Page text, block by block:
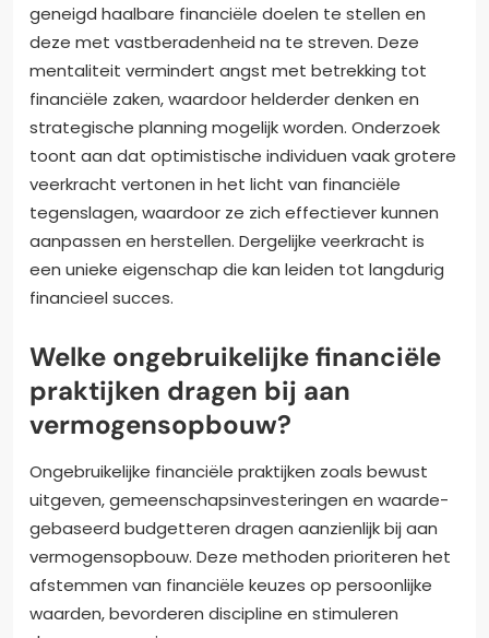
geneigd haalbare financiële doelen te stellen en
deze met vastberadenheid na te streven. Deze
mentaliteit vermindert angst met betrekking tot
financiële zaken, waardoor helderder denken en
strategische planning mogelijk worden. Onderzoek
toont aan dat optimistische individuen vaak grotere
veerkracht vertonen in het licht van financiële
tegenslagen, waardoor ze zich effectiever kunnen
aanpassen en herstellen. Dergelijke veerkracht is
een unieke eigenschap die kan leiden tot langdurig
financieel succes.
Welke ongebruikelijke financiële
praktijken dragen bij aan
vermogensopbouw?
Ongebruikelijke financiële praktijken zoals bewust
uitgeven, gemeenschapsinvesteringen en waarde-
gebaseerd budgetteren dragen aanzienlijk bij aan
vermogensopbouw. Deze methoden prioriteren het
afstemmen van financiële keuzes op persoonlijke
waarden, bevorderen discipline en stimuleren